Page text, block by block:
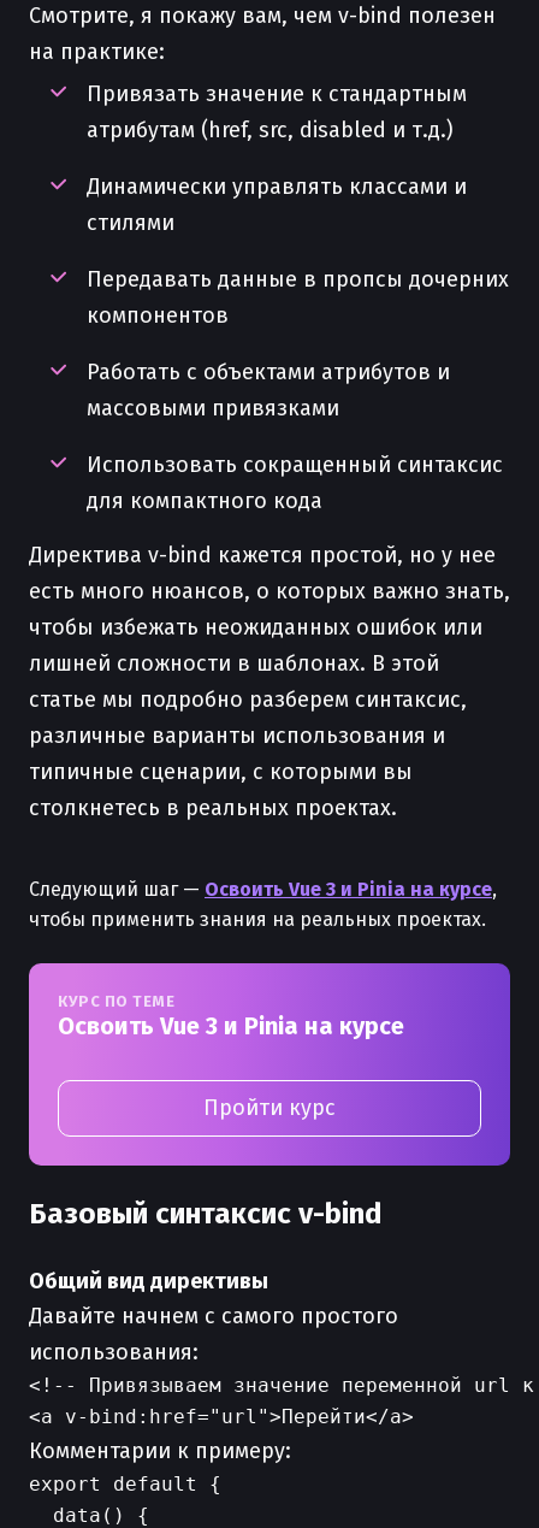
Смотрите, я покажу вам, чем v-bind полезен
на практике:
Привязать значение к стандартным
атрибутам (href, src, disabled и т.д.)
Динамически управлять классами и
стилями
Передавать данные в пропсы дочерних
компонентов
Работать с объектами атрибутов и
массовыми привязками
Использовать сокращенный синтаксис
для компактного кода
Директива v-bind кажется простой, но у нее
есть много нюансов, о которых важно знать,
чтобы избежать неожиданных ошибок или
лишней сложности в шаблонах. В этой
статье мы подробно разберем синтаксис,
различные варианты использования и
типичные сценарии, с которыми вы
столкнетесь в реальных проектах.
Следующий шаг — Освоить Vue 3 и Pinia на курсе,
чтобы применить знания на реальных проектах.
КУРС ПО ТЕМЕ
Освоить Vue 3 и Pinia на курсе
Пройти курс
Базовый синтаксис v-bind
Общий вид директивы
Давайте начнем с самого простого
использования:
<!-- Привязываем значение переменной url
Комментарии к примеру:
export default {
  data() {